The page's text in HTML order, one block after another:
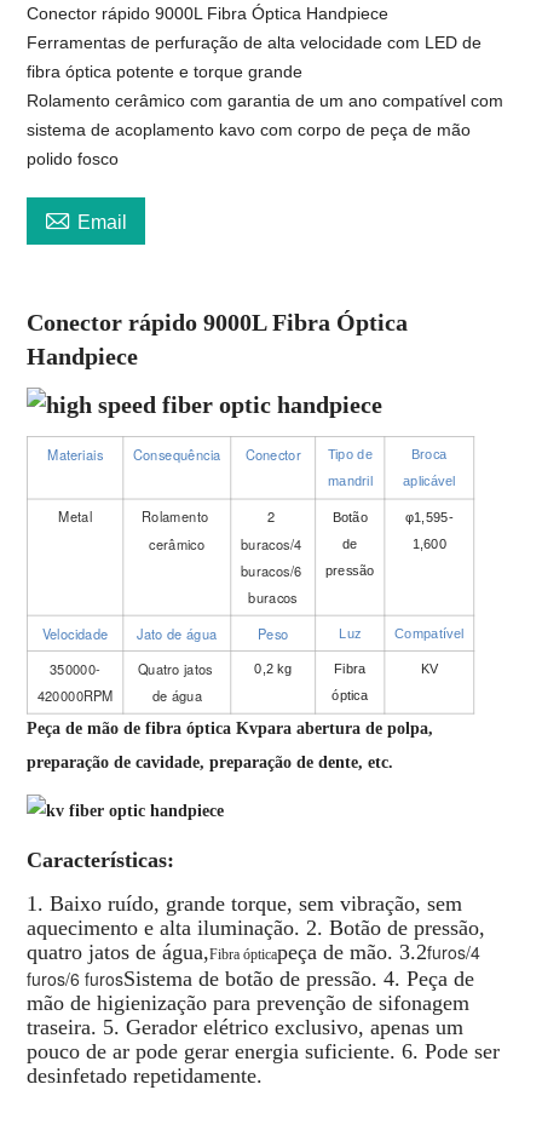
Conector rápido 9000L Fibra Óptica Handpiece
Ferramentas de perfuração de alta velocidade com LED de
fibra óptica potente e torque grande
Rolamento cerâmico com garantia de um ano compatível com
sistema de acoplamento kavo com corpo de peça de mão
polido fosco
 Email
Conector rápido 9000L Fibra Óptica
Handpiece
Materiais Consequência Conector
Tipo de
mandril
Broca
aplicável
Metal Rolamento
cerâmico
2
buracos/4
buracos/6
buracos
Botão
de
pressão
φ1,595-
1,600
Velocidade Jato de água Peso Luz Compatível
350000-
420000RPM
Quatro jatos
de água
0,2 kg
Fibra
óptica
KV
Peça de mão de fibra óptica Kvpara abertura de polpa,
preparação de cavidade, preparação de dente, etc.
Características:
1. Baixo ruído, grande torque, sem vibração, sem
aquecimento e alta iluminação. 2. Botão de pressão,
quatro jatos de água,Fibra ópticapeça de mão. 3.2furos/4
furos/6 furosSistema de botão de pressão. 4. Peça de
mão de higienização para prevenção de sifonagem
traseira. 5. Gerador elétrico exclusivo, apenas um
pouco de ar pode gerar energia suficiente. 6. Pode ser
desinfetado repetidamente.